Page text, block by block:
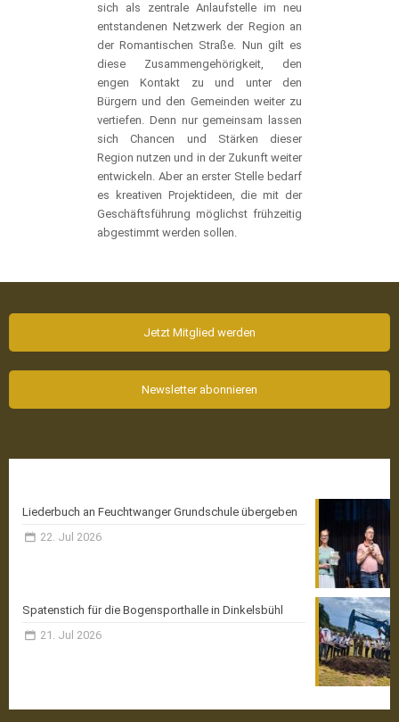
sich als zentrale Anlaufstelle im neu
entstandenen Netzwerk der Region an
der Romantischen Straße. Nun gilt es
diese Zusammengehörigkeit, den
engen Kontakt zu und unter den
Bürgern und den Gemeinden weiter zu
vertiefen. Denn nur gemeinsam lassen
sich Chancen und Stärken dieser
Region nutzen und in der Zukunft weiter
entwickeln. Aber an erster Stelle bedarf
es kreativen Projektideen, die mit der
Geschäftsführung möglichst frühzeitig
abgestimmt werden sollen.
Jetzt Mitglied werden
Newsletter abonnieren
Liederbuch an Feuchtwanger Grundschule übergeben
22. Jul 2026
Spatenstich für die Bogensporthalle in Dinkelsbühl
21. Jul 2026